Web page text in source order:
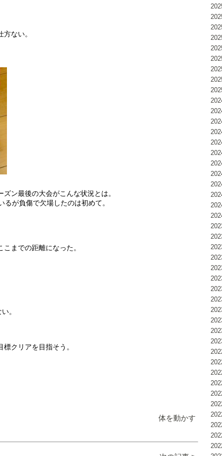
ない。
ン最後の大会がこんな状況とは。
が負傷で欠場したのは初めて。
までの距離になった。
。
クリアを目指そう。
体を動かす